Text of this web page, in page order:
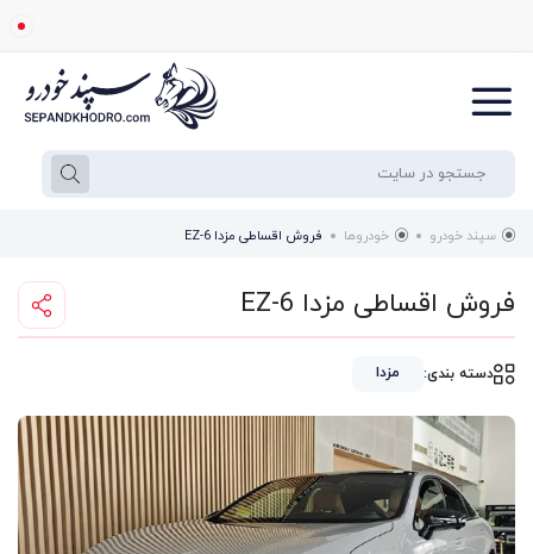
سپند خودرو خودروها فروش اقساطی مزدا EZ-6
فروش اقساطی مزدا EZ-6
دسته بندی: مزدا